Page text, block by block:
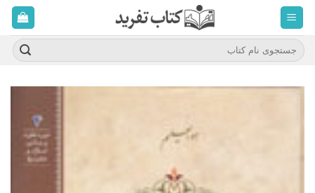
محتوا
برویدجستجو
برای: